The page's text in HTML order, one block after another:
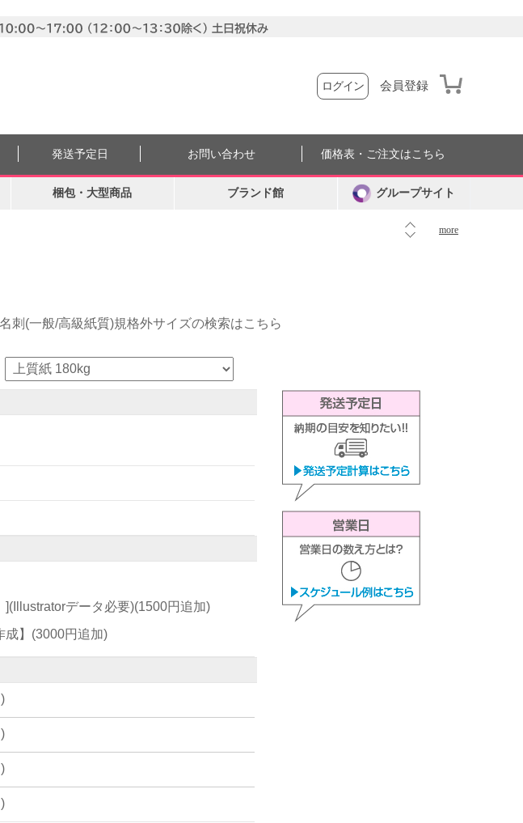
ログイン 会員登録
more
発送予定日 お問い合わせ 価格表・ご注文はこちら
梱包・大型商品 ブランド館 グループサイト
刺(一般/高級紙質)規格外サイズの検索はこちら
データ必要)(1500円追加)
】 (3000円追加)